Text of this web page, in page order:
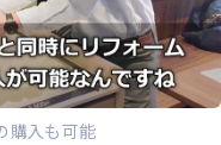
購入も可能